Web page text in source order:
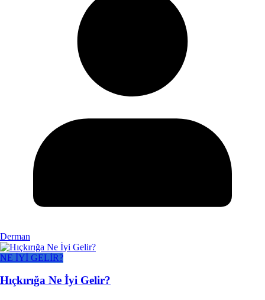
Derman
NE İYİ GELİR?
Hıçkırığa Ne İyi Gelir?